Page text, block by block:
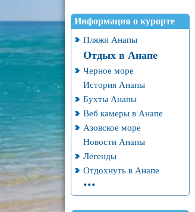
Информация о курорте
Пляжи Анапы
Отдых в Анапе
Черное море
История Анапы
Бухты Анапы
Веб камеры в Анапе
Азовское море
Новости Анапы
Легенды
Отдохнуть в Анапе
...